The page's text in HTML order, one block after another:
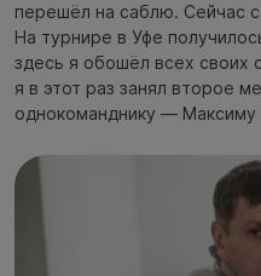
перешёл на саблю. Сейчас
На турнире в Уфе
здесь я обошёл всех своих
я в этот раз занял второе
однокоманднику —